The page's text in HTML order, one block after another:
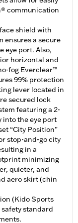
communication
shield with
ensures a secure
eye port. Also,
horizontal and
fog Everclear™
99% protection
lever located in
secured lock
featuring a 2-
into the eye port
“City Position”
stop-and-go city
in a
minimizing
quieter, and
aero skirt (chin
(Kido Sports
standard